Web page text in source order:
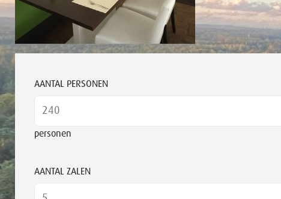
AANTAL PERSONEN
personen
AANTAL ZALEN